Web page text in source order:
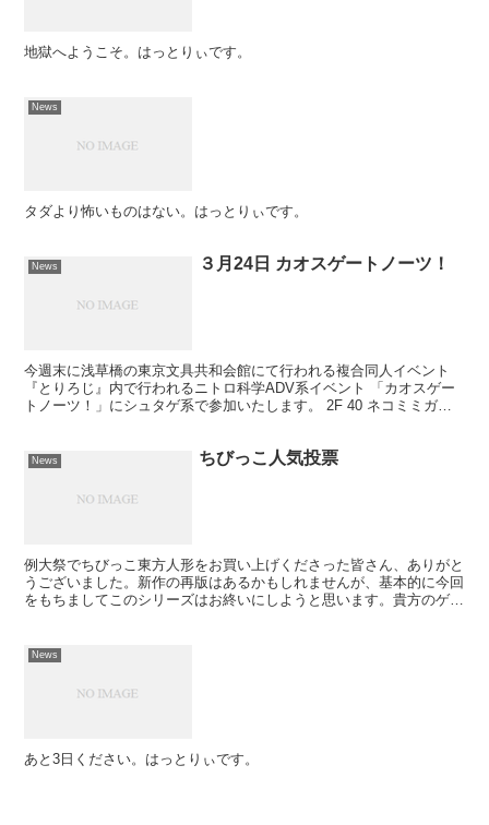
地獄へようこそ。はっとりぃです。
News
タダより怖いものはない。はっとりぃです。
News ３月24日 カオスゲートノーツ！
今週末に浅草橋の東京文具共和会館にて行われる複合同人イベント
『とりろじ』内で行われるニトロ科学ADV系イベント 「カオスゲー
トノーツ！」にシュタゲ系で参加いたします。 2F 40 ネコミミガジ
News ちびっこ人気投票
例大祭でちびっこ東方人形をお買い上げくださった皆さん、ありがと
うございました。新作の再版はあるかもしれませんが、基本的に今回
をもちましてこのシリーズはお終いにしようと思います。貴方のゲー
News
あと3日ください。はっとりぃです。